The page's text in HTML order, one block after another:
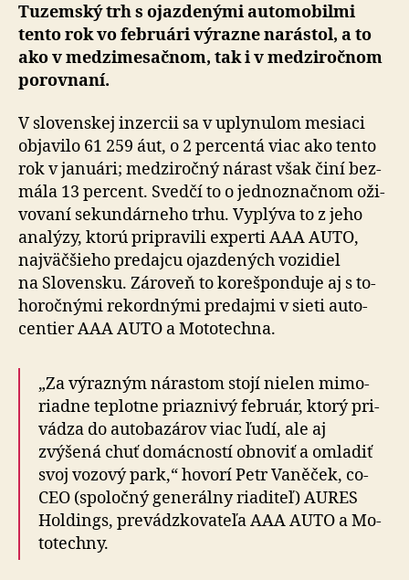
Tuzemský trh s ojazdenými auto­mo­bil­mi
tento rok vo feb­ru­ári výrazne narástol, a to
ako v me­dzi­me­sač­nom, tak i v me­dzi­roč­nom
po­rov­naní.
V slovenskej inzercii sa v uplynulom mesiaci
objavilo 61 259 áut, o 2 per­centá viac ako tento
rok v ja­nu­ári; medzi­ročný nárast však činí bez­
mála 13 percent. Svedčí to o jed­no­znač­nom oži­
vo­vaní sekun­dár­neho trhu. Vyplýva to z jeho
analýzy, ktorú pripravili experti AAA AUTO,
naj­väč­šieho predajcu ojazde­ných vozidiel
na Slo­ven­sku. Zároveň to koreš­pon­duje aj s to­
ho­roč­nými rekordnými predajmi v sieti auto­
centier AAA AUTO a Mo­to­techna.
„Za výrazným nárastom stojí nielen mimo­
riadne teplotne priaznivý február, ktorý pri­
vá­dza do auto­ba­zá­rov viac ľudí, ale aj
zvýšená chuť domácností obnoviť a om­la­diť
svoj vozový park,“ hovorí Petr Vaněček, co-
CEO (spo­ločný ge­ne­rál­ny ria­di­teľ) AURES
Holdings, pre­vádz­ko­va­teľa AAA AUTO a Mo­
to­techny.